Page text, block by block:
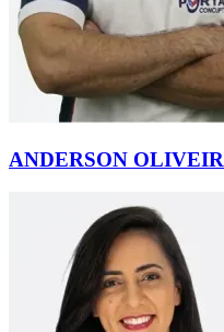
ANDERSON